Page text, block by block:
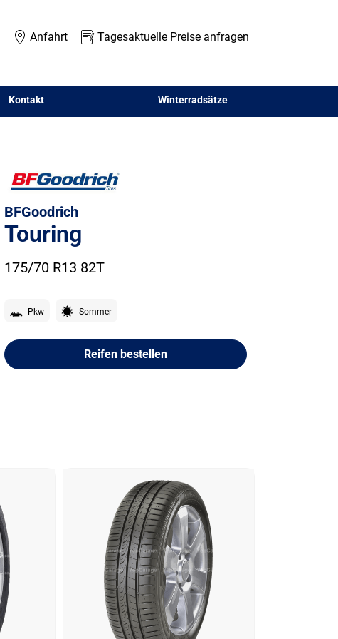
Anfahrt Tagesaktuelle Preise anfragen
Kontakt Winterradsätze
BFGoodrich
Touring
175/70 R13 82T
Pkw Sommer
Reifen bestellen